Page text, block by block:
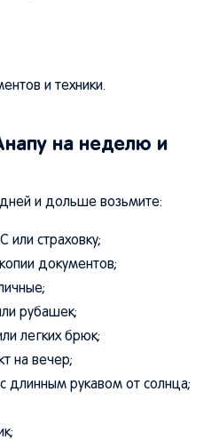
и техники.
на неделю и
и дольше возьмите:
страховку;
документов;
рубашек;
легких брюк;
на вечер;
длинным рукавом от солнца;